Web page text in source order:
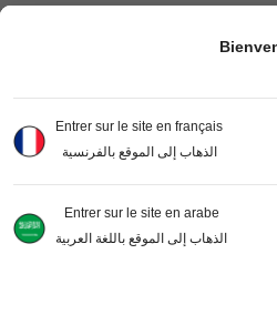
Entrer sur le site en français
الذهاب إلى الموقع بالفرنسية
Entrer sur le site en arabe
الذهاب إلى الموقع باللغة العربية